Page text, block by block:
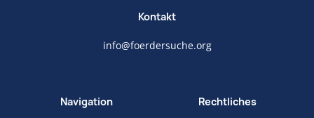
Kontakt
info@foerdersuche.org
Navigation Rechtliches